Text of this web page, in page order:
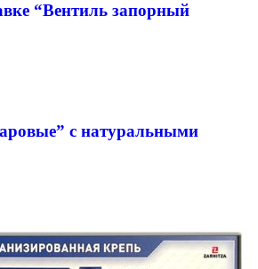
“Вентиль запорный
с натуральными